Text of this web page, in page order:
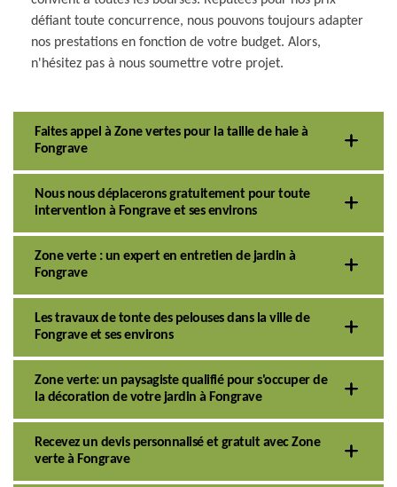
défiant toute concurrence, nous pouvons toujours adapter
nos prestations en fonction de votre budget. Alors,
n'hésitez pas à nous soumettre votre projet.
Faites appel à Zone vertes pour la taille de haie à
Fongrave
Nous nous déplacerons gratuitement pour toute
intervention à Fongrave et ses environs
Zone verte : un expert en entretien de jardin à
Fongrave
Les travaux de tonte des pelouses dans la ville de
Fongrave et ses environs
Zone verte: un paysagiste qualifié pour s'occuper de
la décoration de votre jardin à Fongrave
Recevez un devis personnalisé et gratuit avec Zone
verte à Fongrave